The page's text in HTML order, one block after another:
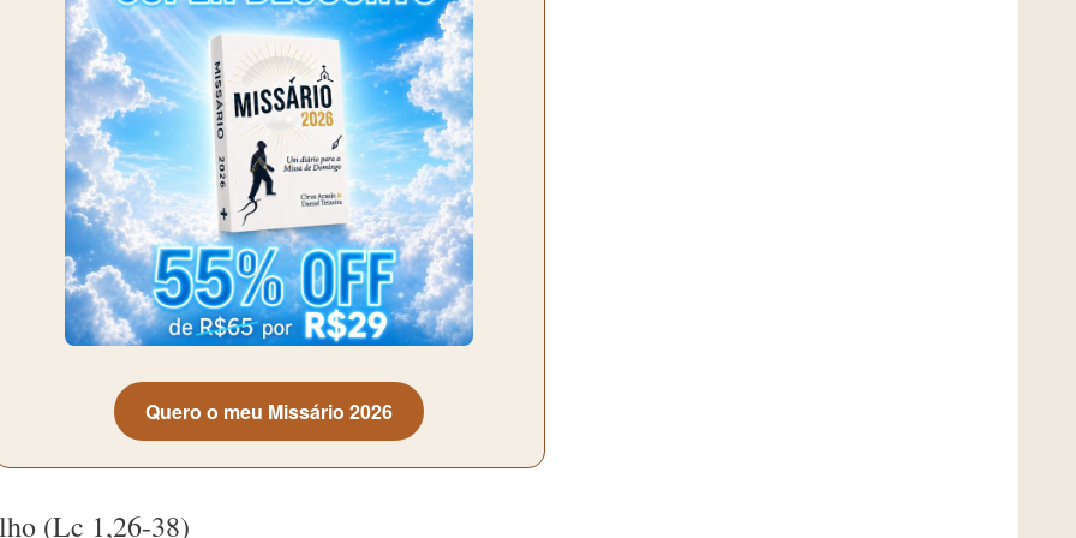
Quero o meu Missário 2026
(Lc 1,26-38)